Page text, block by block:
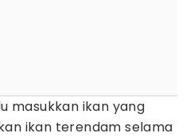
masukkan ikan yang
ikan terendam selama